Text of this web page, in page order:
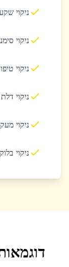
ניקוי
ניקוי
ניקוי
ניקוי
ניקוי
ניקוי